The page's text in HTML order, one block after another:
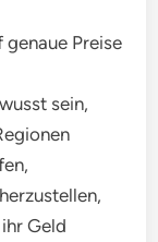
genaue Preise
sein,
Geld